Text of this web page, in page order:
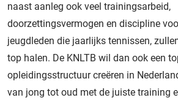
naast aanleg ook veel trainingsarbeid,
doorzettingsvermogen en discipline
jeugdleden die jaarlijks tennissen,
top halen. De KNLTB wil dan ook een
opleidingsstructuur creëren in
van jong tot oud met de juiste training